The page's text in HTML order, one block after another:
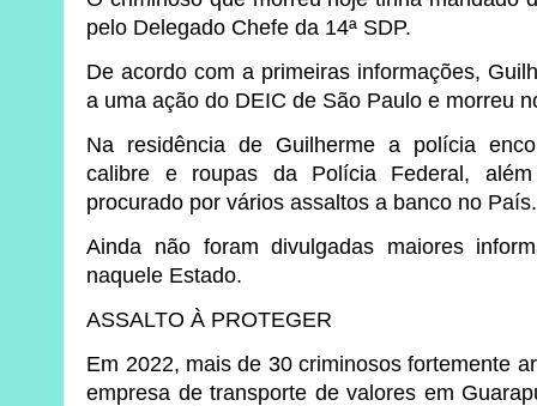
pelo Delegado Chefe da 14ª SDP.
De acordo com a primeiras informações,
a uma ação do DEIC de São Paulo e morreu
Na residência de Guilherme a polícia
calibre e roupas da Polícia Federal,
procurado por vários assaltos a banco no País.
Ainda não foram divulgadas maiores
naquele Estado.
ASSALTO À PROTEGER
Em 2022, mais de 30 criminosos fortemente
empresa de transporte de valores em